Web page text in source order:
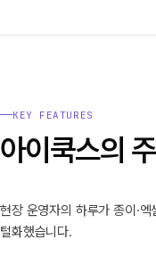
KEY FEATURES
아이쿡스의
현장 운영자의 하루가 종이·
털화했습니다.